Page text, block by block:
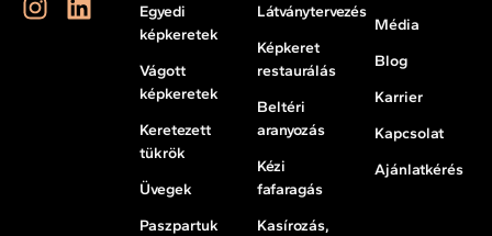
Egyedi
képkeretek
Vágott
képkeretek
Keretezett
tükrök
Üvegek
Paszpartuk
Látványtervezés
Képkeret
restaurálás
Beltéri
aranyozás
Kézi
fafaragás
Kasírozás,
Média
Blog
Karrier
Kapcsolat
Ajánlatkérés